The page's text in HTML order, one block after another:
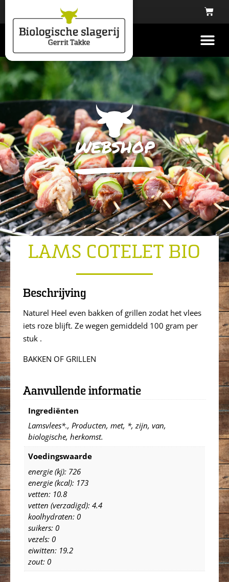
webshop
LAMS COTELET BIO
Beschrijving
Naturel Heel even bakken of grillen zodat het vlees
iets roze blijft. Ze wegen gemiddeld 100 gram per
stuk .
BAKKEN OF GRILLEN
Aanvullende informatie
Ingrediënten
Lamsvlees*., Producten, met, *, zijn, van,
biologische, herkomst.
Voedingswaarde
energie (kj): 726
energie (kcal): 173
vetten: 10.8
vetten (verzadigd): 4.4
koolhydraten: 0
suikers: 0
vezels: 0
eiwitten: 19.2
zout: 0